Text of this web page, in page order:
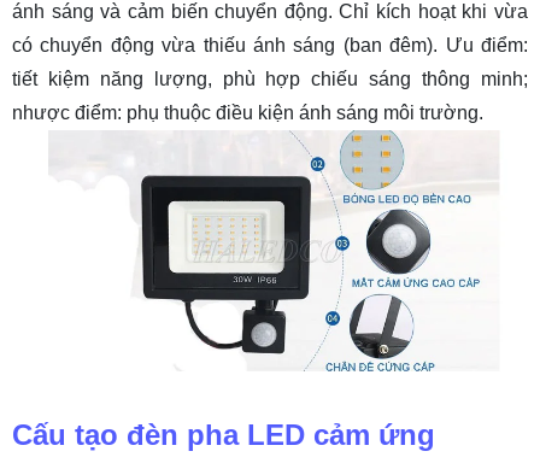
ánh sáng và cảm biến chuyển động. Chỉ kích hoạt khi vừa
có chuyển động vừa thiếu ánh sáng (ban đêm). Ưu điểm:
tiết kiệm năng lượng, phù hợp chiếu sáng thông minh;
nhược điểm: phụ thuộc điều kiện ánh sáng môi trường.
Cấu tạo đèn pha LED cảm ứng